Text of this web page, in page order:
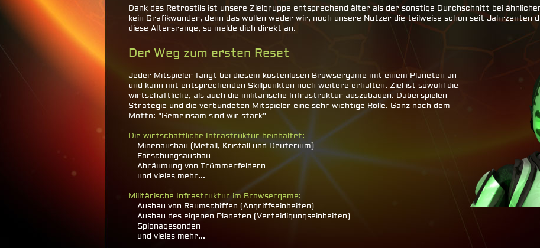
Dank des Retrostils ist unsere Zielgruppe entsprechend älter als der sonstige Durchschnitt bei
kein Grafikwunder, denn das wollen weder wir, noch unsere Nutzer die teilweise schon seit Jahrzenten
diese Altersrange, so melde dich direkt an.
Der Weg zum ersten Reset
Jeder Mitspieler fängt bei diesem kostenlosen Browsergame mit einem Planeten an
und kann mit entsprechenden Skillpunkten noch weitere erhalten. Ziel ist sowohl die
wirtschaftliche, als auch die militärische Infrastruktur auszubauen. Dabei spielen
Strategie und die verbündeten Mitspieler eine sehr wichtige Rolle. Ganz nach dem
Motto: "Gemeinsam sind wir stark"
Die wirtschaftliche Infrastruktur beinhaltet:
Minenausbau (Metall, Kristall und Deuterium)
Forschungsausbau
Abräumung von Trümmerfeldern
und vieles mehr...
Militärische Infrastruktur im Browsergame:
Ausbau von Raumschiffen (Angriffseinheiten)
Ausbau des eigenen Planeten (Verteidigungseinheiten)
Spionagesonden
und vieles mehr...